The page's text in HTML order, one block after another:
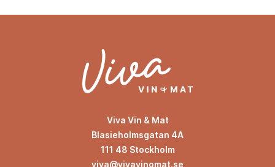
Viva Vin & Mat
Blasieholmsgatan 4A
111 48 Stockholm
viva@vivavinomat.se